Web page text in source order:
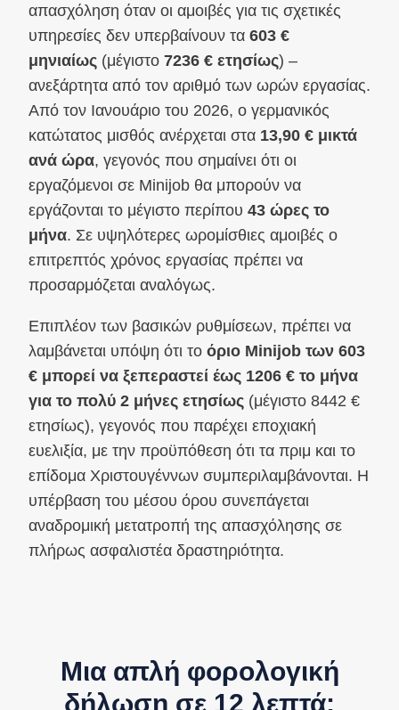
απασχόληση όταν οι αμοιβές για τις σχετικές
υπηρεσίες δεν υπερβαίνουν τα 603 €
μηνιαίως (μέγιστο 7236 € ετησίως) –
ανεξάρτητα από τον αριθμό των ωρών εργασίας.
Από τον Ιανουάριο του 2026, ο γερμανικός
κατώτατος μισθός ανέρχεται στα 13,90 € μικτά
ανά ώρα, γεγονός που σημαίνει ότι οι
εργαζόμενοι σε Minijob θα μπορούν να
εργάζονται το μέγιστο περίπου 43 ώρες το
μήνα. Σε υψηλότερες ωρομίσθιες αμοιβές ο
επιτρεπτός χρόνος εργασίας πρέπει να
προσαρμόζεται αναλόγως.
Επιπλέον των βασικών ρυθμίσεων, πρέπει να
λαμβάνεται υπόψη ότι το όριο Minijob των 603
€ μπορεί να ξεπεραστεί έως 1206 € το μήνα
για το πολύ 2 μήνες ετησίως (μέγιστο 8442 €
ετησίως), γεγονός που παρέχει εποχιακή
ευελιξία, με την προϋπόθεση ότι τα πριμ και το
επίδομα Χριστουγέννων συμπεριλαμβάνονται. Η
υπέρβαση του μέσου όρου συνεπάγεται
αναδρομική μετατροπή της απασχόλησης σε
πλήρως ασφαλιστέα δραστηριότητα.
Μια απλή φορολογική
δήλωση σε 12 λεπτά;